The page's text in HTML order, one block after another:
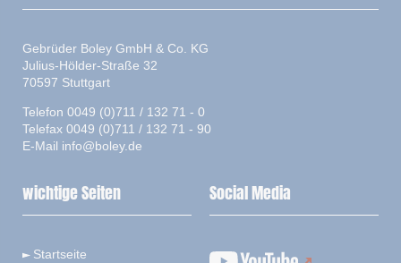
Gebrüder Boley GmbH & Co. KG
Julius-Hölder-Straße 32
70597 Stuttgart
Telefon 0049 (0)711 / 132 71 - 0
Telefax 0049 (0)711 / 132 71 - 90
E-Mail info@boley.de
wichtige Seiten
Startseite
Social Media